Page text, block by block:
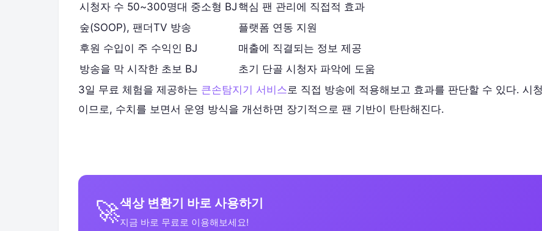
시청자 수 50~300명대 중소형 BJ 핵심 팬 관리에 직접적 효과
숲(SOOP), 팬더TV 방송
플랫폼 연동 지원
후원 수입이 주 수익인 BJ
매출에 직결되는 정보 제공
방송을 막 시작한 초보 BJ
초기 단골 시청자 파악에 도움
3일 무료 체험을 제공하는 큰손탐지기 서비스로 직접 방송에 적용해보고 효과를 판단할 수 있다. 시
이므로, 수치를 보면서 운영 방식을 개선하면 장기적으로 팬 기반이 탄탄해진다.
🚀색상 변환기 바로 사용하기
지금 바로 무료로 이용해보세요!